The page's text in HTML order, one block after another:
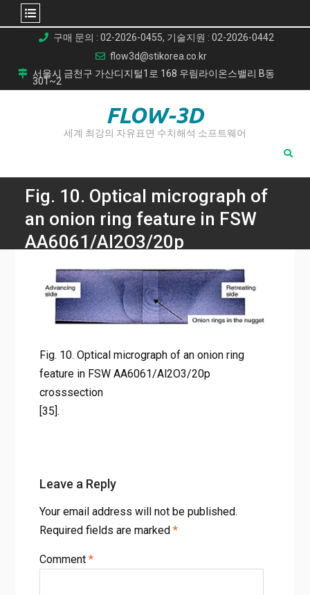
content
구매 문의 : 02-2026-0455, 기술지원 : 02-2026-0442
flow3d@stikorea.co.kr
서울시 금천구 가산디지털1로 168 우림라이온스밸리 B동
301~2
FLOW-3D
세계 최강의 자유표면 수치해석 소프트웨어
Fig. 10. Optical micrograph of
an onion ring feature in FSW
AA6061/Al2O3/20p
crosssection [35].
Home
알루미늄 복합재의 미래: 마찰교반용접(FSW)의 과제와 돌파
구
AA6061/Al2O3/20p crosssection [35].
Fig. 10. Optical micrograph of an onion ring
feature in FSW AA6061/Al2O3/20p
crosssection
[35].
Leave a Reply
Your email address will not be published.
Required fields are marked *
Comment *